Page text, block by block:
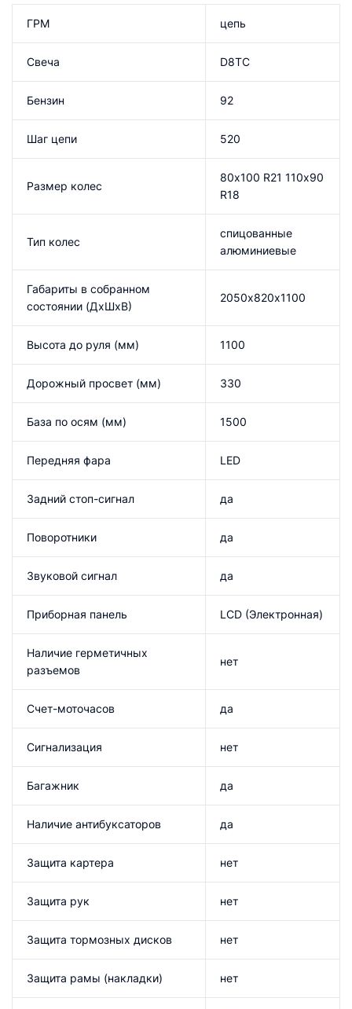
ГРМ цепь
Свеча D8TC
Бензин 92
Шаг цепи 520
Размер колес
80х100 R21 110х90
R18
Тип колес
спицованные
алюминиевые
Габариты в собранном
состоянии (ДхШхВ)
2050х820х1100
Высота до руля (мм) 1100
Дорожный просвет (мм) 330
База по осям (мм) 1500
Передняя фара LED
Задний стоп-сигнал да
Поворотники да
Звуковой сигнал да
Приборная панель LCD (Электронная)
Наличие герметичных
разъемов
нет
Счет-моточасов да
Сигнализация нет
Багажник да
Наличие антибуксаторов да
Защита картера нет
Защита рук нет
Защита тормозных дисков нет
Защита рамы (накладки) нет